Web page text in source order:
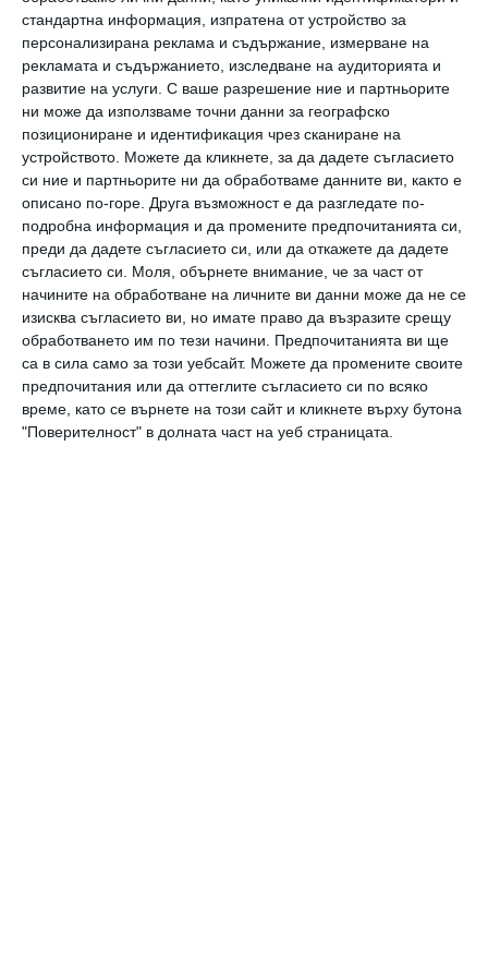
стандартна информация, изпратена от устройство за
персонализирана реклама и съдържание, измерване на
рекламата и съдържанието, изследване на аудиторията и
развитие на услуги. С ваше разрешение ние и партньорите
ни може да използваме точни данни за географско
позициониране и идентификация чрез сканиране на
устройството. Можете да кликнете, за да дадете съгласието
си ние и партньорите ни да обработваме данните ви, както е
описано по-горе. Друга възможност е да разгледате по-
подробна информация и да промените предпочитанията си,
преди да дадете съгласието си, или да откажете да дадете
съгласието си.
Моля, обърнете внимание, че за част от
начините на обработване на личните ви данни може да не се
изисква съгласието ви, но имате право да възразите срещу
обработването им по тези начини. Предпочитанията ви ще
са в сила само за този уебсайт. Можете да промените своите
предпочитания или да оттеглите съгласието си по всяко
време, като се върнете на този сайт и кликнете върху бутона
"Поверителност" в долната част на уеб страницата.
Чаровната Елица блести от щастие в
„ангелската рокля“ на известната наша
дизайнерка София Борисова.